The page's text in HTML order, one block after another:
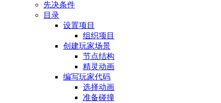
先决条件
目录
设置项目
组织项目
创建玩家场景
节点结构
精灵动画
编写玩家代码
选择动画
准备碰撞